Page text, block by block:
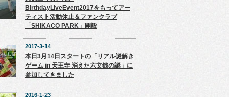
BirthdayLiveEvent2017をもってアー
ティスト活動休止＆ファンクラブ
「SHiKACO PARK」開設
2017-3-14
本日3月14日スタートの「リアル謎解き
ゲーム in 天王寺 消えた六文銭の謎」に
参加してきました
2016-1-23